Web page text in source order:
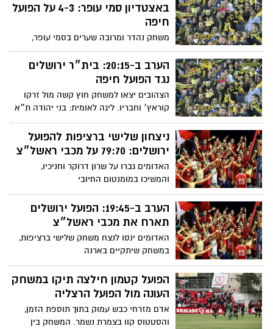
באצטדיון סמי עופר: 4-3 על הפועל
חיפה
משחק נהדר ומרובה שערים בסמי עופר,
שבסופו בית״ר חוזרת לירושלים עם 3 נקודות.
בני יהודה
הערב ב-20:15: בית״ר ירושלים
נגד הפועל חיפה
הצהובים יצאו למשחק חוץ קשה מול זרקו
קוראץ׳ וחבריו. ליגה לאומית: בני יהודה ת״א
תארח ב-19:00 את הפועל ירושלים
ניצחון שלישי ברציפות להפועל
ירושלים: 79:70 על מכבי ראשל״צ
האדומים גברו על שרון דרוקר וחניכיו,
והמשיכו במומנטום החיובי
הערב ב-19:45: הפועל ירושלים
תארח את מכבי ראשל״צ
האדומים ינסו לנצח משחק שלישי ברציפות,
במשחק שיתקיים בארנה
הפועל קטמון חילצה תיקו במשחק
העונה מול הפועל הרצליה
אדם מזרחי כבש עמוק בתוך תוספת הזמן,
והסטטוס קוו בצמרת נשמר. המשחק בין